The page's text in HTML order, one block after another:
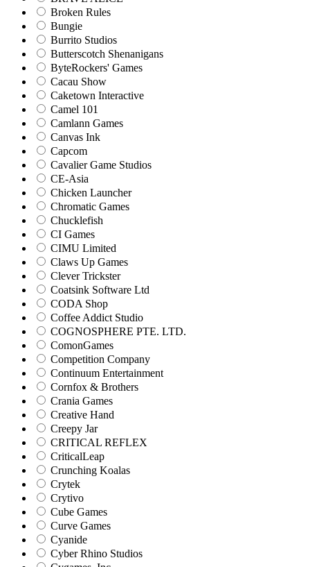
Broken Rules
Bungie
Burrito Studios
Butterscotch Shenanigans
ByteRockers' Games
Cacau Show
Caketown Interactive
Camel 101
Camlann Games
Canvas Ink
Capcom
Cavalier Game Studios
CE-Asia
Chicken Launcher
Chromatic Games
Chucklefish
CI Games
CIMU Limited
Claws Up Games
Clever Trickster
Coatsink Software Ltd
CODA Shop
Coffee Addict Studio
COGNOSPHERE PTE. LTD.
ComonGames
Competition Company
Continuum Entertainment
Cornfox & Brothers
Crania Games
Creative Hand
Creepy Jar
CRITICAL REFLEX
CriticalLeap
Crunching Koalas
Crytek
Crytivo
Cube Games
Curve Games
Cyanide
Cyber Rhino Studios